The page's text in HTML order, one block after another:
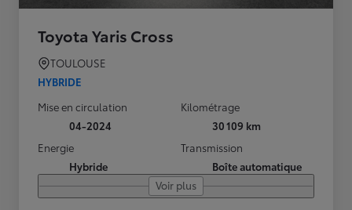
Toyota Yaris Cross
TOULOUSE
HYBRIDE
Mise en circulation
04-2024
Kilométrage
30 109 km
Energie
Hybride
Transmission
Boîte automatique
Voir plus